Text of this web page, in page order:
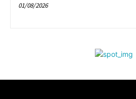
01/08/2026